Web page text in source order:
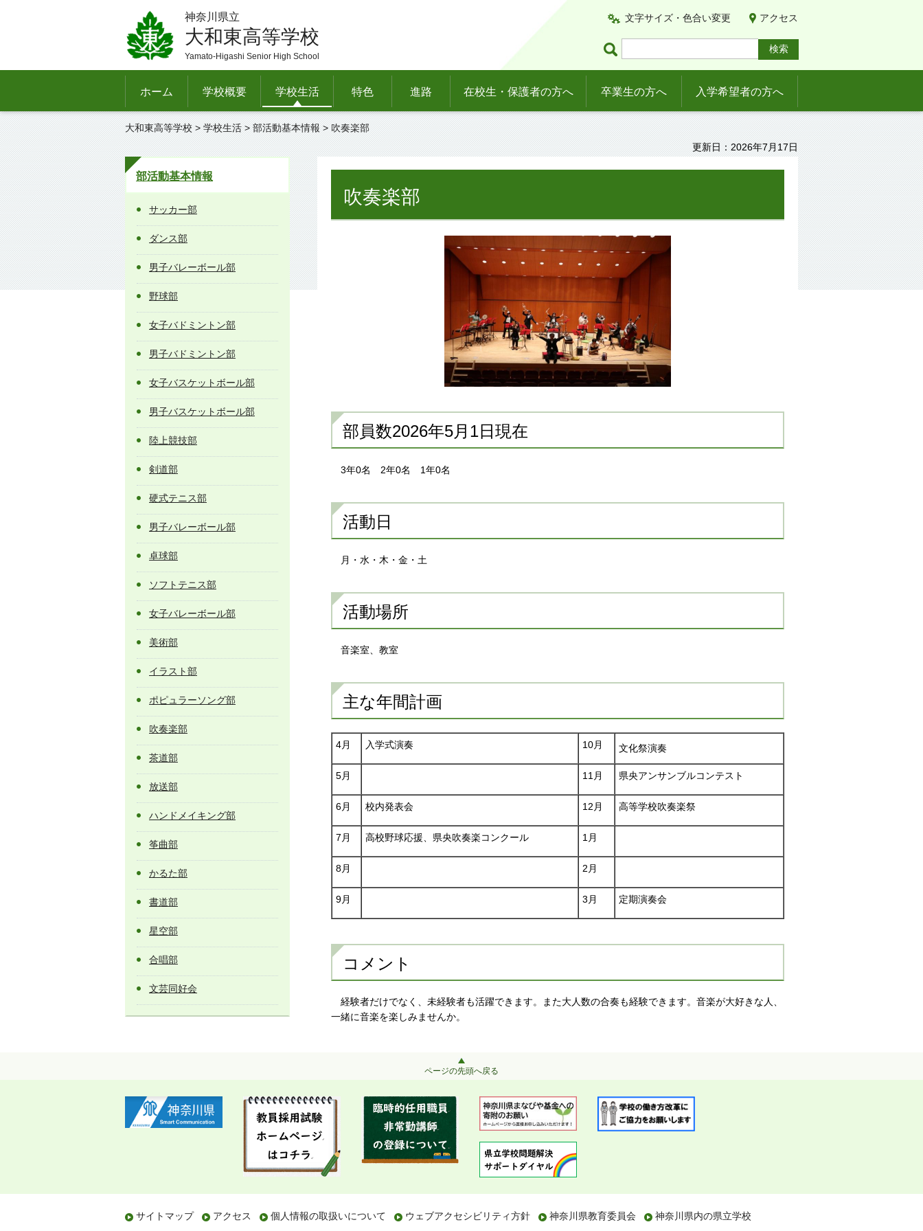
神奈川県立
大和東高等学校
Yamato-Higashi Senior High School
文字サイズ・色合い変更 アクセス
ホーム 学校概要 学校生活 特色 進路 在校生・保護者の方へ 卒業生の方へ 入学希望者の方へ
大和東高等学校 > 学校生活 > 部活動基本情報 > 吹奏楽部
更新日：2026年7月17日
部活動基本情報
サッカー部
ダンス部
男子バレーボール部
野球部
女子バドミントン部
男子バドミントン部
女子バスケットボール部
男子バスケットボール部
陸上競技部
剣道部
硬式テニス部
男子バレーボール部
卓球部
ソフトテニス部
女子バレーボール部
美術部
イラスト部
ポピュラーソング部
吹奏楽部
茶道部
放送部
ハンドメイキング部
筝曲部
かるた部
書道部
星空部
合唱部
文芸同好会
吹奏楽部
部員数2026年5月1日現在
3年0名 2年0名 1年0名
活動日
月 ・水・木・金・土
活動場所
音楽室、教室
主な年間計画
4月 入学式演奏 10月 文化祭演奏
5月 11月 県央アンサンブルコンテスト
6月 校内発表会 12月 高等学校吹奏楽祭
7月 高校野球応援、県央吹奏楽コンクール 1月
8月 2月
9月 3月 定期演奏会
コメント
経験者だけでなく、未経験者も活躍できます。また大人数の合奏も経験できます。音楽が大好きな人、
一緒に音楽を楽しみませんか。
ページの先頭へ戻る
サイトマップ アクセス 個人情報の取扱いについて ウェブアクセシビリティ方針 神奈川県教育委員会 神奈川県内の県立学校